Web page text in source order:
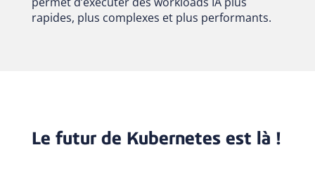
rapides, plus complexes et plus performants.
Le futur de Kubernetes est là !